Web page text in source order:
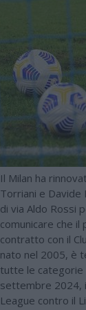
Il Milan ha
Torriani e Davide
di via Aldo Rossi
comunicare che
contratto con il
nato nel 2005, è
tutte le categorie
settembre 2024,
League contro il